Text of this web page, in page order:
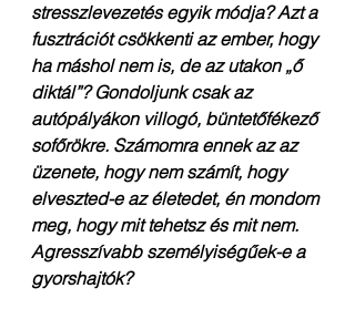
stresszlevezetés egyik módja? Azt a
fusztrációt csökkenti az ember, hogy
ha máshol nem is, de az utakon „ő
diktál”? Gondoljunk csak az
autópályákon villogó, büntetőfékező
sofőrökre. Számomra ennek az az
üzenete, hogy nem számít, hogy
elveszted-e az életedet, én mondom
meg, hogy mit tehetsz és mit nem.
Agresszívabb személyiségűek-e a
gyorshajtók?